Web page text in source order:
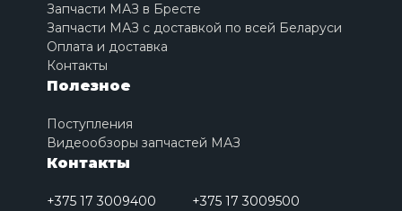
Запчасти МАЗ в Бресте
Запчасти МАЗ с доставкой по всей Беларуси
Оплата и доставка
Контакты
Полезное
Поступления
Видеообзоры запчастей МАЗ
Контакты
+375 17 3009400
+375 17 3009500